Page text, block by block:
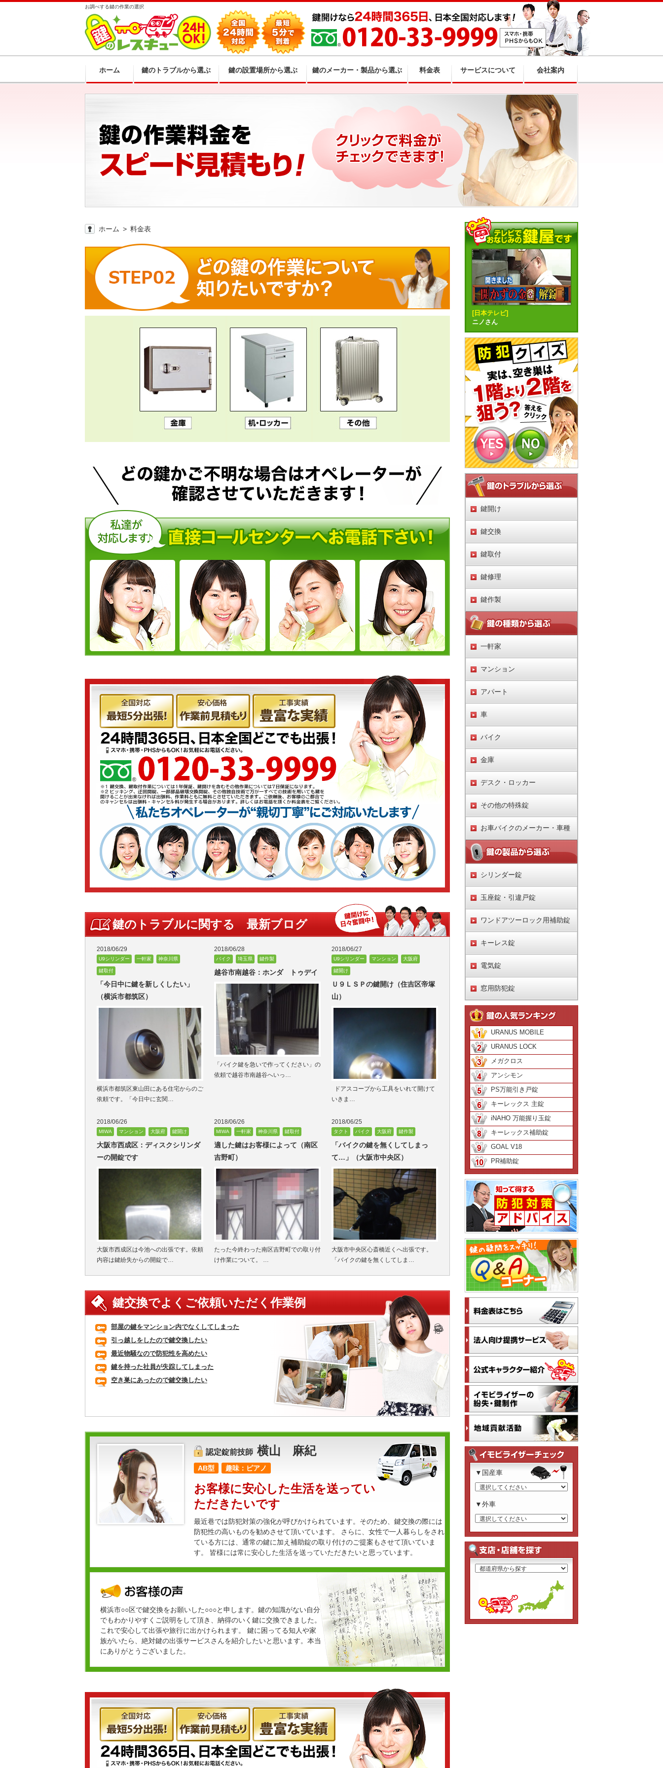
お調べする鍵の作業の選択
ホーム 鍵のトラブルから選ぶ 鍵の設置場所から選ぶ 鍵のメーカー・製品から選ぶ 料金表 サービスについて 会社案内
ホーム 料金表
鍵のトラブルに関する 最新ブログ
2018/06/29
U9シリンダー 一軒家 神奈川県
鍵取付
「今日中に鍵を新しくしたい」
（横浜市都筑区）
横浜市都筑区東山田にある住宅からのご
依頼です。「今日中に玄関…
2018/06/28
バイク 埼玉県 鍵作製
越谷市南越谷：ホンダ トゥデイ
「バイク鍵を急いで作ってください」の
依頼で越谷市南越谷へいっ…
2018/06/27
U9シリンダー マンション 大阪府
鍵開け
Ｕ９ＬＳＰの鍵開け（住吉区帝塚
山）
ドアスコープから工具をいれて開けて
いきま…
2018/06/26
MIWA マンション 大阪府 鍵開け
大阪市西成区：ディスクシリンダ
ーの開錠です
大阪市西成区は今池への出張です。依頼
内容は鍵紛失からの開錠で…
2018/06/26
MIWA 一軒家 神奈川県 鍵取付
適した鍵はお客様によって（南区
吉野町）
たった今終わった南区吉野町での取り付
け作業について。 …
2018/06/25
タクト バイク 大阪府 鍵作製
「バイクの鍵を無くしてしまっ
て…」（大阪市中央区）
大阪市中央区心斎橋近くへ出張です。
「バイクの鍵を無くしてしま…
鍵交換でよくご依頼いただく作業例
部屋の鍵をマンション内でなくしてしまった
引っ越しをしたので鍵交換したい
最近物騒なので防犯性を高めたい
鍵を持った社員が失踪してしまった
空き巣にあったので鍵交換したい
認定錠前技師 横山 麻紀
AB型 趣味：ピアノ
お客様に安心した生活を送ってい
ただきたいです
最近巷では防犯対策の強化が呼びかけられています。そのため、鍵交換の際には
防犯性の高いものを勧めさせて頂いています。 さらに、女性で一人暮らしをされ
ている方には、通常の鍵に加え補助錠の取り付けのご提案もさせて頂いていま
す。 皆様には常に安心した生活を送っていただきたいと思っています。
横浜市○○区で鍵交換をお願いした○○○と申します。鍵の知識がない自分
でもわかりやすくご説明をして頂き、納得のいく鍵に交換できました。
これで安心して出張や旅行に出かけられます。 鍵に困ってる知人や家
族がいたら、絶対鍵の出張サービスさんを紹介したいと思います。本当
にありがとうございました。
[日本テレビ]
ニノさん
鍵開け
鍵交換
鍵取付
鍵修理
鍵作製
一軒家
マンション
アパート
車
バイク
金庫
デスク・ロッカー
その他の特殊錠
お車バイクのメーカー・車種
シリンダー錠
玉座錠・引違戸錠
ワンドアツーロック用補助錠
キーレス錠
電気錠
窓用防犯錠
URANUS MOBILE
URANUS LOCK
メガクロス
アンシモン
PS万能引き戸錠
キーレックス 主錠
iNAHO 万能握り玉錠
キーレックス補助錠
GOAL V18
PR補助錠
▼国産車
▼外車